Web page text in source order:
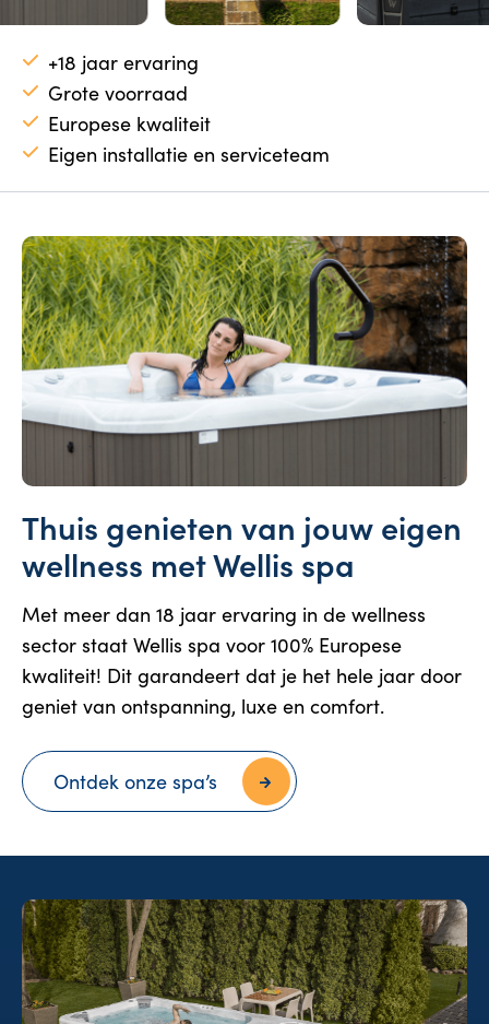
+18 jaar ervaring
Grote voorraad
Europese kwaliteit
Eigen installatie en serviceteam
Thuis genieten van jouw eigen
wellness met Wellis spa
Met meer dan 18 jaar ervaring in de wellness
sector staat Wellis spa voor 100% Europese
kwaliteit! Dit garandeert dat je het hele jaar door
geniet van ontspanning, luxe en comfort.
Ontdek onze spa’s